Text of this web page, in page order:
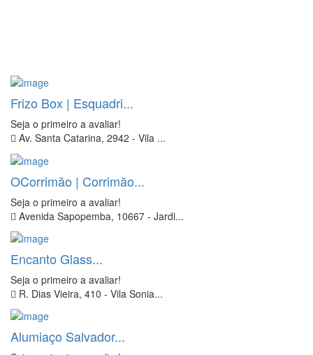
Frizo Box | Esquadri...
Seja o primeiro a avaliar!
Av. Santa Catarina, 2942 - Vila ...
OCorrimão | Corrimão...
Seja o primeiro a avaliar!
Avenida Sapopemba, 10667 - Jardi...
Encanto Glass...
Seja o primeiro a avaliar!
R. Dias Vieira, 410 - Vila Sonia...
Alumiaço Salvador...